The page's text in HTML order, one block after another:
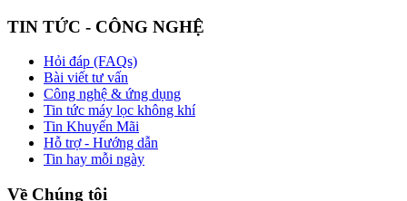
TIN TỨC - CÔNG NGHỆ
Hỏi đáp (FAQs)
Bài viết tư vấn
Công nghệ & ứng dụng
Tin tức máy lọc không khí
Tin Khuyến Mãi
Hỗ trợ - Hướng dẫn
Tin hay mỗi ngày
Về Chúng tôi